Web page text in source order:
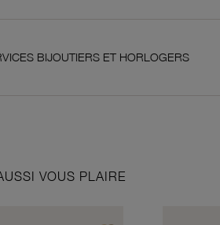
ET HORLOGERS
VOUS PLAIRE